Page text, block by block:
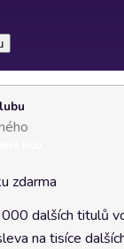
zdarma
dalších titulů
na tisíce